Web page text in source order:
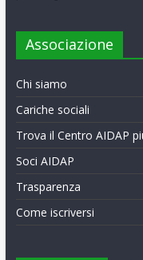
Associazione
Chi siamo
Cariche sociali
Trova il Centro AIDAP
Soci AIDAP
Trasparenza
Come iscriversi